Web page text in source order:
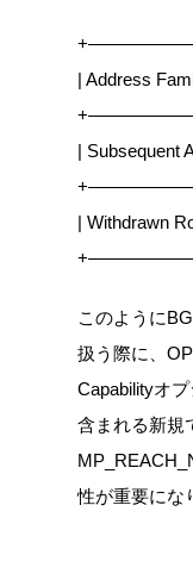
| Address
| Subsequent
| Withdrawn
このように
扱う際に、
Capabilityオ
含まれる新規
性が重要にな